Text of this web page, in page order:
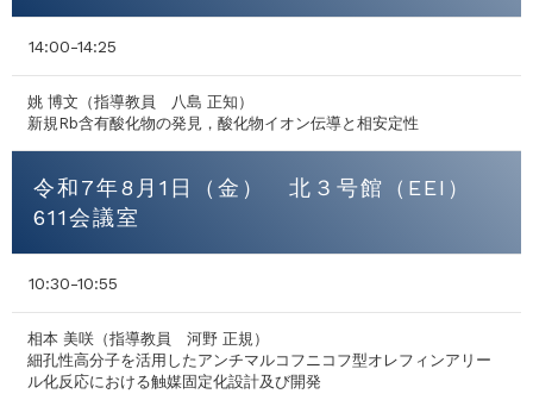
14:00-14:25
姚 博文（指導教員 八島 正知）
新規Rb含有酸化物の発見，酸化物イオン伝導と相安定性
令和7年8月1日（金） 北３号館（EEI）
611会議室
10:30-10:55
相本 美咲（指導教員 河野 正規）
細孔性高分子を活用したアンチマルコフニコフ型オレフィンアリー
ル化反応における触媒固定化設計及び開発